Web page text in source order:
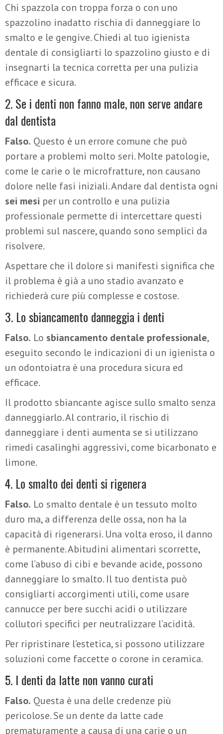
Chi spazzola con troppa forza o con uno
spazzolino inadatto rischia di danneggiare lo
smalto e le gengive. Chiedi al tuo igienista
dentale di consigliarti lo spazzolino giusto e di
insegnarti la tecnica corretta per una pulizia
efficace e sicura.
2. Se i denti non fanno male, non serve andare
dal dentista
Falso. Questo è un errore comune che può
portare a problemi molto seri. Molte patologie,
come le carie o le microfratture, non causano
dolore nelle fasi iniziali. Andare dal dentista ogni
sei mesi per un controllo e una pulizia
professionale permette di intercettare questi
problemi sul nascere, quando sono semplici da
risolvere.
Aspettare che il dolore si manifesti significa che
il problema è già a uno stadio avanzato e
richiederà cure più complesse e costose.
3. Lo sbiancamento danneggia i denti
Falso. Lo sbiancamento dentale professionale,
eseguito secondo le indicazioni di un igienista o
un odontoiatra è una procedura sicura ed
efficace.
Il prodotto sbiancante agisce sullo smalto senza
danneggiarlo. Al contrario, il rischio di
danneggiare i denti aumenta se si utilizzano
rimedi casalinghi aggressivi, come bicarbonato e
limone.
4. Lo smalto dei denti si rigenera
Falso. Lo smalto dentale è un tessuto molto
duro ma, a differenza delle ossa, non ha la
capacità di rigenerarsi. Una volta eroso, il danno
è permanente. Abitudini alimentari scorrette,
come l’abuso di cibi e bevande acide, possono
danneggiare lo smalto. Il tuo dentista può
consigliarti accorgimenti utili, come usare
cannucce per bere succhi acidi o utilizzare
collutori specifici per neutralizzare l’acidità.
Per ripristinare l’estetica, si possono utilizzare
soluzioni come faccette o corone in ceramica.
5. I denti da latte non vanno curati
Falso. Questa è una delle credenze più
pericolose. Se un dente da latte cade
prematuramente a causa di una carie o un